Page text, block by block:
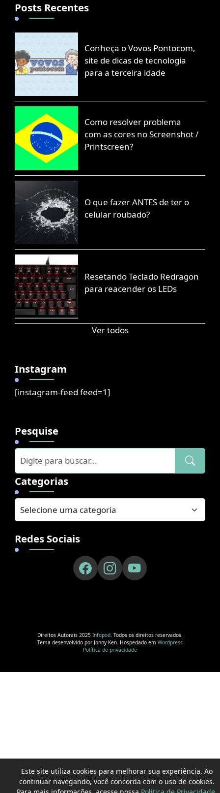
Posts Recentes
Conheça o Vovos Pontocom,
site de dicas de tecnologia
para a terceira idade
Como resolver problema
com as cores no Screenshot /
Printscreen?
O que fazer ANTES de ter o
celular roubado?
Resetando Teclado Redragon
para reacender os LEDs
Ver todos
Instagram
[instagram-feed feed=1]
Pesquise
Categorias
Redes Sociais
Direitos Autorais 2025 Infopod. Todos os direitos reservados.
Tema desenvolvido por Jonny Ken. Hospedado em Wordpress
Política de privacidade
Este site utiliza cookies para melhorar sua experiência. Ao
continuar navegando, você concorda com o uso de cookies.